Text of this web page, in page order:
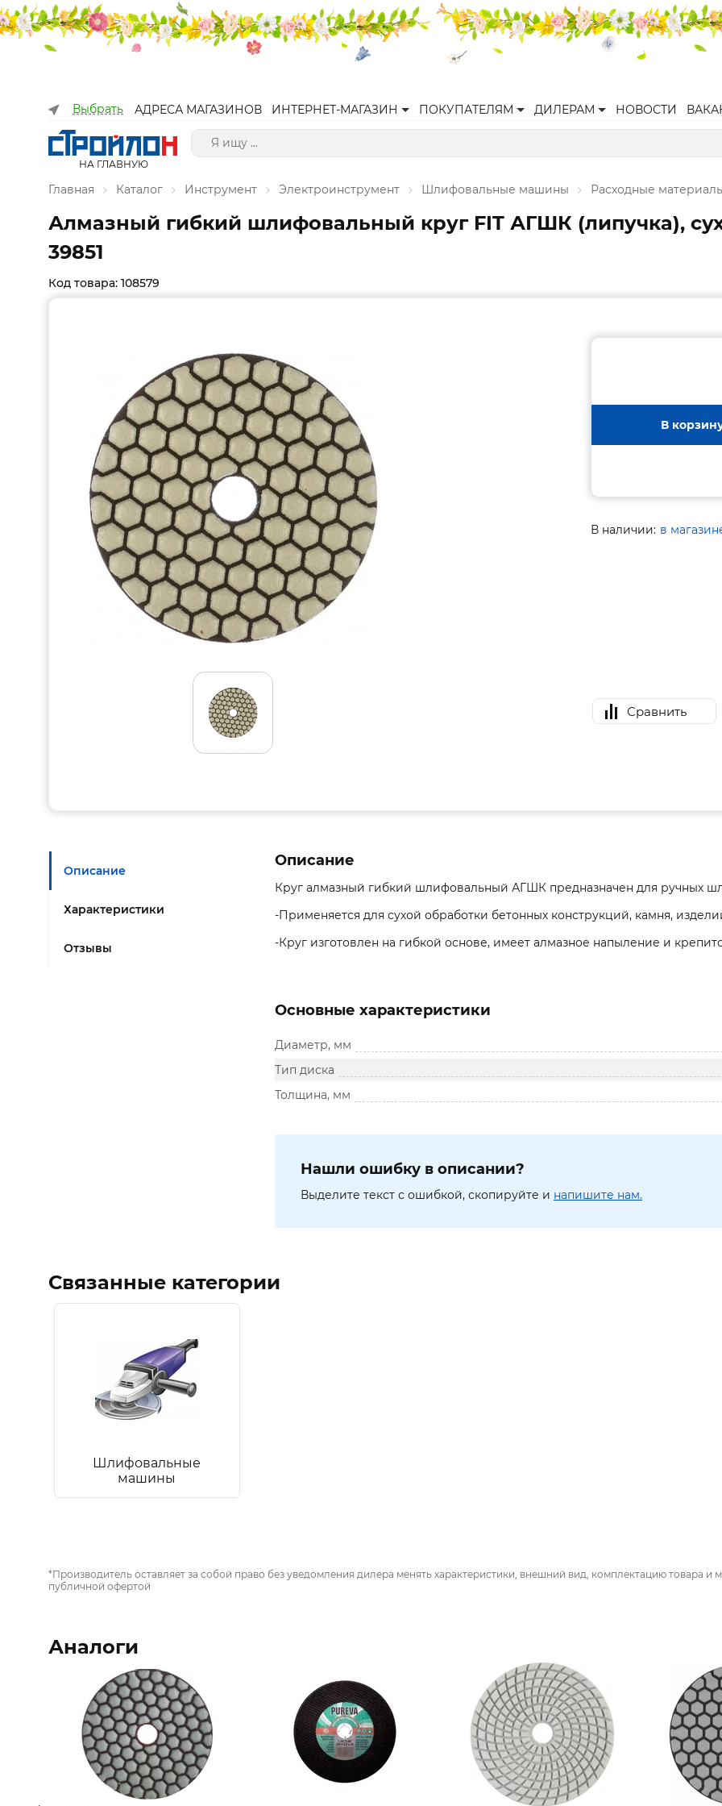
Выбрать АДРЕСА МАГАЗИНОВ ИНТЕРНЕТ-МАГАЗИН ПОКУПАТЕЛЯМ ДИЛЕРАМ НОВОСТИ
НА ГЛАВНУЮ
Главная Каталог Инструмент Электроинструмент Шлифовальные машины Расходные
Алмазный гибкий шлифовальный круг FIT АГШК (липучка),
39851
Код товара: 108579
В
В наличии: в
Сравнить
Описание
Характеристики
Отзывы
Описание
Круг алмазный гибкий шлифовальный АГШК предназначен для ручных
-Применяется для сухой обработки бетонных конструкций, камня,
-Круг изготовлен на гибкой основе, имеет алмазное напыление и
Основные характеристики
Диаметр, мм
Тип диска
Толщина, мм
Нашли ошибку в описании?
Выделите текст с ошибкой, скопируйте и напишите нам.
Связанные категории
Шлифовальные
машины
*Производитель оставляет за собой право без уведомления дилера менять характеристики, внешний вид, комплектацию товара и
публичной офертой
Аналоги